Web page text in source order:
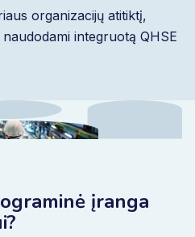
organizacijų atitiktį,
integruotą QHSE
įranga